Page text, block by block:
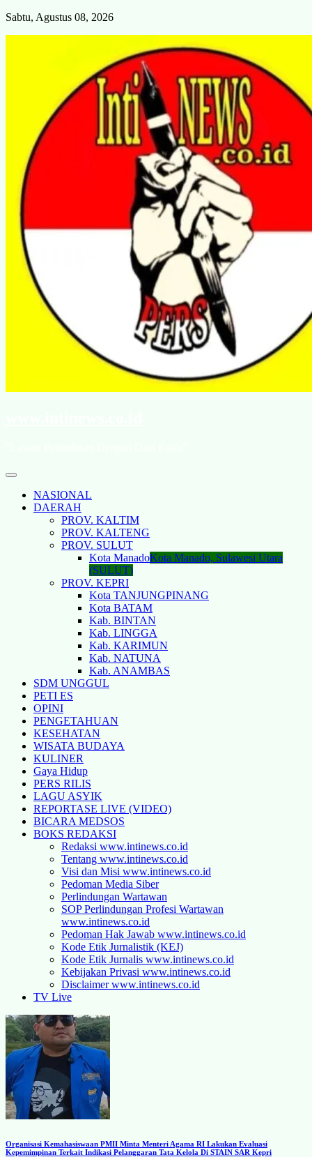
Skip
Sabtu, Agustus 08, 2026
NASIONAL
DAERAH
PROV. KALTIM
PROV. KALTENG
PROV. SULUT
Kota ManadoKota Manado, Sulawesi Utara
(SULUT)
PROV. KEPRI
Kota TANJUNGPINANG
Kota BATAM
Kab. BINTAN
Kab. LINGGA
Kab. KARIMUN
Kab. NATUNA
Kab. ANAMBAS
SDM UNGGUL
PETI ES
OPINI
PENGETAHUAN
KESEHATAN
WISATA BUDAYA
KULINER
Gaya Hidup
PERS RILIS
LAGU ASYIK
REPORTASE LIVE (VIDEO)
BICARA MEDSOS
BOKS REDAKSI
Redaksi www.intinews.co.id
Tentang www.intinews.co.id
Visi dan Misi www.intinews.co.id
Pedoman Media Siber
Perlindungan Wartawan
SOP Perlindungan Profesi Wartawan
www.intinews.co.id
Pedoman Hak Jawab www.intinews.co.id
Kode Etik Jurnalistik (KEJ)
Kode Etik Jurnalis www.intinews.co.id
Kebijakan Privasi www.intinews.co.id
Disclaimer www.intinews.co.id
TV Live
Organisasi Kemahasiswaan PMII Minta Menteri Agama RI Lakukan Evaluasi
Kepemimpinan Terkait Indikasi Pelanggaran Tata Kelola Di STAIN SAR Kepri